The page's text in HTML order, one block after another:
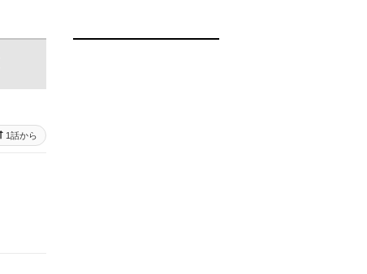
1話から